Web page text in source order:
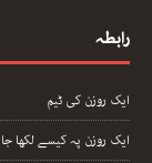
رابطہ
ایک روزن کی ٹیم
ایک روزن پہ کیسے لکھا